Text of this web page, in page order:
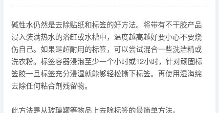
碱性水仍然是去除贴纸和标签的好方法。将带有不干胶产品
浸入装满热水的浴缸或水槽中，温度越高越好要小心不要烧
伤自己。如果是超耐用的标签，可以尝试混合一些洗洁精或
洗衣粉。标签容器浸泡至少一个小时或12小时，针对顽固标
签胶一旦标签充分浸湿就能够轻松撕下标签。再使用湿海绵
去除任何粘合剂残留物。
此方法是从玻璃罐等物品上去除标签的最简单方法。